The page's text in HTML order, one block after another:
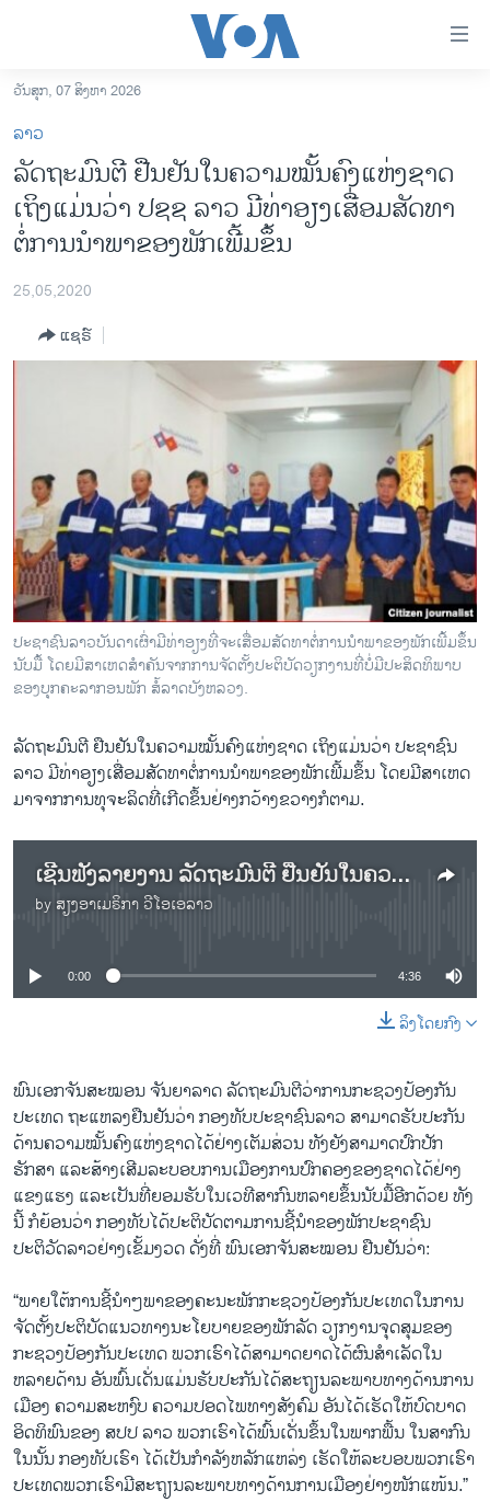
ເຂົ້າ
ຫາ
ຂ້າມ
ຂ້າມ
ຂ້າມ
ໄປ
ຫາ
ຊອກ
ລາວ
ອາເມຣິກາ
ການເລືອກຕັ້ງ ປະທານາທີບໍດີ ສະຫະລັດ 2024
ອິດສະຫຼະພາບດ້ານການຂ່າວ
ຊຸມຊົນຊາວລາວ
ວິທະຍາສາດ-ເທັກໂນໂລຈີ
ທຸລະກິດ
ພາສາອັງກິດ
ວີດີໂອ
ສຽງ
ລາຍງານ
ວັນສຸກ, 07 ສິງຫາ 2026
ລາວ
ລັດຖະມົນຕີ ຢືນຢັນໃນຄວາມໝັ້ນຄົງແຫ່ງຊາດ
ເຖິງແມ່ນວ່າ ປຊຊ ລາວ ມີທ່າອຽງເສື່ອມສັດທາ
ຕໍ່ການນຳພາຂອງພັກເພີ້ມຂຶ້ນ
25,05,2020
ແຊຣ໌
ປະຊາຊົນລາວບັນດາເຜົ່າມີທ່າອຽງທີ່ຈະເສື່ອມສັດທາຕໍ່ການນຳພາຂອງພັກເພີ້ມຂຶ້ນ
ນັບມື້ ໂດຍມີສາເຫດສຳຄັນຈາກການຈັດຕັ້ງປະຕິບັດວຽກງານທີ່ບໍ່ມີປະສິດທິພາບ
ຂອງບຸກຄະລາກອນພັກ ສໍ້ລາດບັງຫລວງ.
ລັດຖະມົນຕີ ຢືນຢັນໃນຄວາມໝັ້ນຄົງແຫ່ງຊາດ ເຖິງແມ່ນວ່າ ປະຊາຊົນ
ລາວ ມີທ່າອຽງເສື່ອມສັດທາຕໍ່ການນຳພາຂອງພັກເພີ້ມຂຶ້ນ ໂດຍມີສາເຫດ
ມາຈາກການທຸຈະລິດທີ່ເກີດຂຶ້ນຢ່າງກວ້າງຂວາງກໍຕາມ.
ເຊີນຟັງລາຍງານ ລັດຖະມົນຕີ ຢືນຢັນໃນຄວາມໝັ້ນຄົງແຫ່ງຊາດ ເຖິງແມ່ນວ່າ ປະຊາຊົນລາວ ມີທ່າອຽງເສື່ອມສັດທາ ຕໍ່ການນຳພາຂອງພັກເພີ້ມຂຶ້ນ
by ສຽງອາເມຣິກາ ວີໂອເອລາວ
No media source currently available
0:00 4:36
ລິງໂດຍກົງ
ພົນເອກຈັນສະໝອນ ຈັນຍາລາດ ລັດຖະມົນຕີວ່າການກະຊວງປ້ອງກັນ
ປະເທດ ຖະແຫລງຢືນຢັນວ່າ ກອງທັບປະຊາຊົນລາວ ສາມາດຮັບປະກັນ
ດ້ານຄວາມໝັ້ນຄົງແຫ່ງຊາດໄດ້ຢ່າງເຕັມສ່ວນ ທັງຍັງສາມາດປົກປັກ
ຮັກສາ ແລະສ້າງເສີມລະບອບການເມືອງການປົກຄອງຂອງຊາດໄດ້ຢ່າງ
ແຂງແຮງ ແລະເປັນທີ່ຍອມຮັບໃນເວທີສາກົນຫລາຍຂຶ້ນນັບມື້ອີກດ້ວຍ ທັງ
ນີ້ ກໍຍ້ອນວ່າ ກອງທັບໄດ້ປະຕິບັດຕາມການຊີ້ນຳຂອງພັກປະຊາຊົນ
ປະຕິວັດລາວຢ່າງເຂັ້ມງວດ ດັ່ງທີ່ ພົນເອກຈັນສະໝອນ ຢືນຢັນວ່າ:
“ພາຍໃຕ້ການຊີ້ນຳໆພາຂອງຄະນະພັກກະຊວງປ້ອງກັນປະເທດໃນການ
ຈັດຕັ້ງປະຕິບັດແນວທາງນະໂຍບາຍຂອງພັກລັດ ວຽກງານຈຸດສຸມຂອງ
ກະຊວງປ້ອງກັນປະເທດ ພວກເຮົາໄດ້ສາມາດຍາດໄດ້ຜົນສຳເລັດໃນ
ຫລາຍດ້ານ ອັນພົ້ນເດັ່ນແມ່ນຮັບປະກັນໄດ້ສະຖຽນລະພາບທາງດ້ານການ
ເມືອງ ຄວາມສະຫງົບ ຄວາມປອດໄພທາງສັງຄົມ ອັນໄດ້ເຮັດໃຫ້ບົດບາດ
ອິດທິພົນຂອງ ສປປ ລາວ ພວກເຮົາໄດ້ພົ້ນເດັ່ນຂຶ້ນໃນພາກພື້ນ ໃນສາກົນ
ໃນນັ້ນ ກອງທັບເຮົາ ໄດ້ເປັນກຳລັງຫລັກແຫລ່ງ ເຮັດໃຫ້ລະບອບພວກເຮົາ
ປະເທດພວກເຮົາມີສະຖຽນລະພາບທາງດ້ານການເມືອງຢ່າງໜັກແໜ້ນ.”